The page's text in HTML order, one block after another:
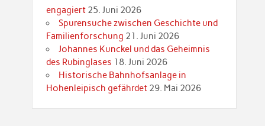
engagiert 25. Juni 2026
Spurensuche zwischen Geschichte und
Familienforschung 21. Juni 2026
Johannes Kunckel und das Geheimnis
des Rubinglases 18. Juni 2026
Historische Bahnhofsanlage in
Hohenleipisch gefährdet 29. Mai 2026